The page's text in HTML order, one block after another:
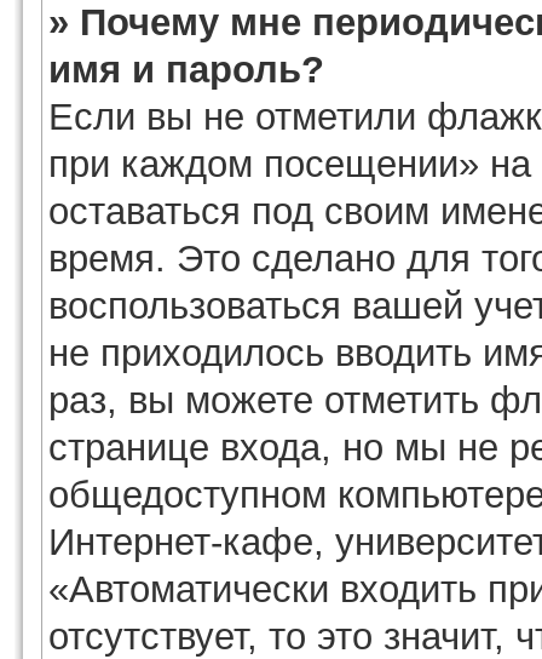
» Почему мне
имя и пароль?
Если вы не отметили
при каждом посещении» на
оставаться под своим
время. Это сделано для
воспользоваться вашей
не приходилось вводить
раз, вы можете отметить
странице входа, но мы не
общедоступном
Интернет-кафе,
«Автоматически входить
отсутствует, то это